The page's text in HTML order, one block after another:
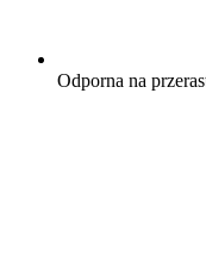
Odporna na